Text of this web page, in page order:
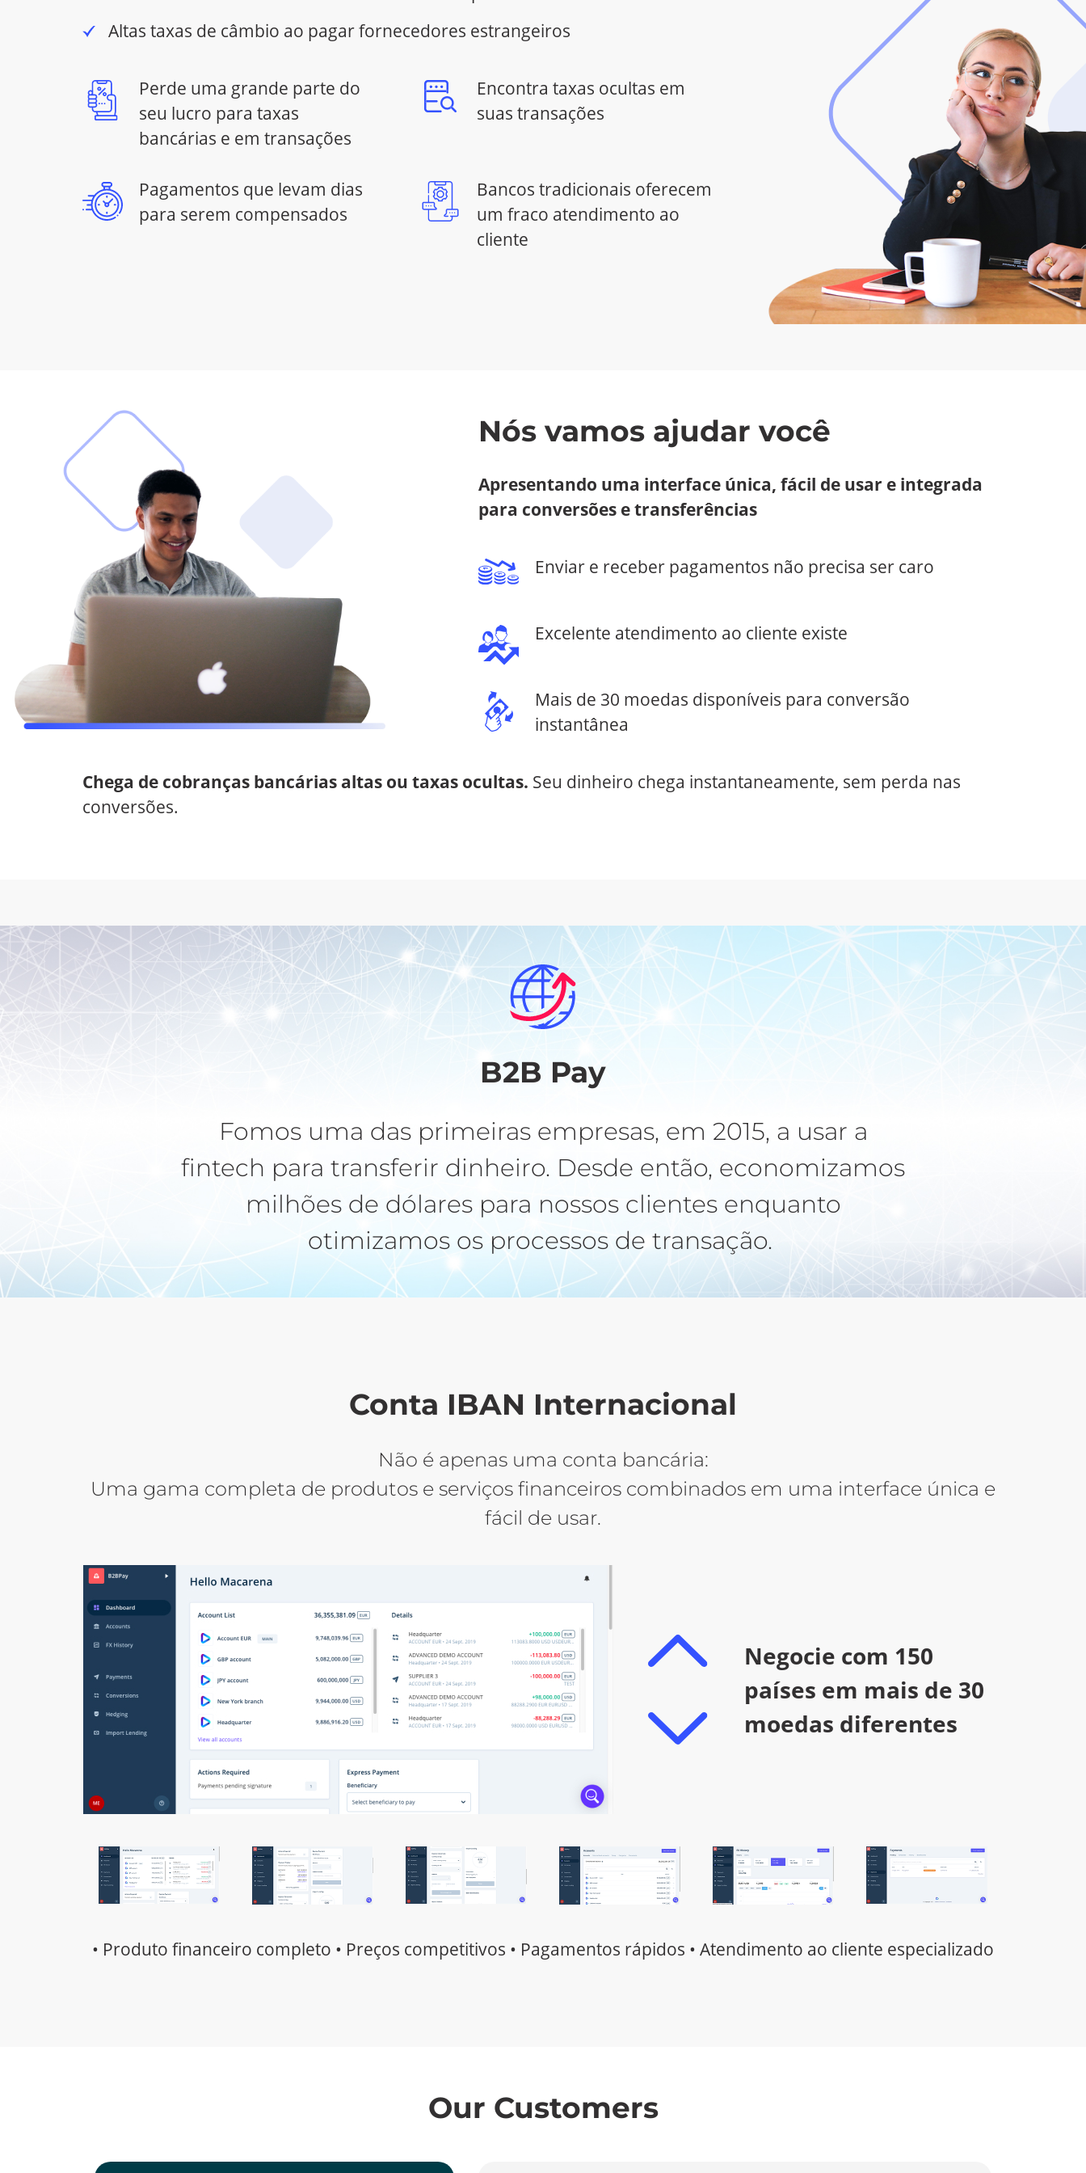
Altas taxas de câmbio ao pagar fornecedores estrangeiros
Perde uma grande parte do
seu lucro para taxas
bancárias e em transações
Encontra taxas ocultas em
suas transações
Pagamentos que levam dias
para serem compensados
Bancos tradicionais oferecem
um fraco atendimento ao
cliente
Nós vamos ajudar você
Apresentando uma interface única, fácil de usar e integrada
para conversões e transferências
Enviar e receber pagamentos não precisa ser caro
Excelente atendimento ao cliente existe
Mais de 30 moedas disponíveis para conversão
instantânea
Chega de cobranças bancárias altas ou taxas ocultas. Seu dinheiro chega instantaneamente, sem perda nas
conversões.
B2B Pay
Fomos uma das primeiras empresas, em 2015, a usar a
fintech para transferir dinheiro. Desde então, economizamos
milhões de dólares para nossos clientes enquanto
otimizamos os processos de transação.
Conta IBAN Internacional
Não é apenas uma conta bancária:
Uma gama completa de produtos e serviços financeiros combinados em uma interface única e
fácil de usar.
aprovações de usuário
Negocie com 150
países em mais de 30
moedas diferentes
Recolha pagamentos
de clientes na Europa
• Produto financeiro completo • Preços competitivos • Pagamentos rápidos • Atendimento ao cliente especializado
Our Customers